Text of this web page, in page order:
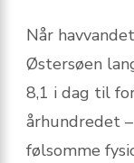
Når
Østersøen
8,1 i dag til
århundredet
følsomme